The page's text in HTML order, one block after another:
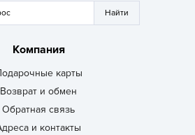
Компания
карты
Возврат и обмен
Обратная связь
и контакты